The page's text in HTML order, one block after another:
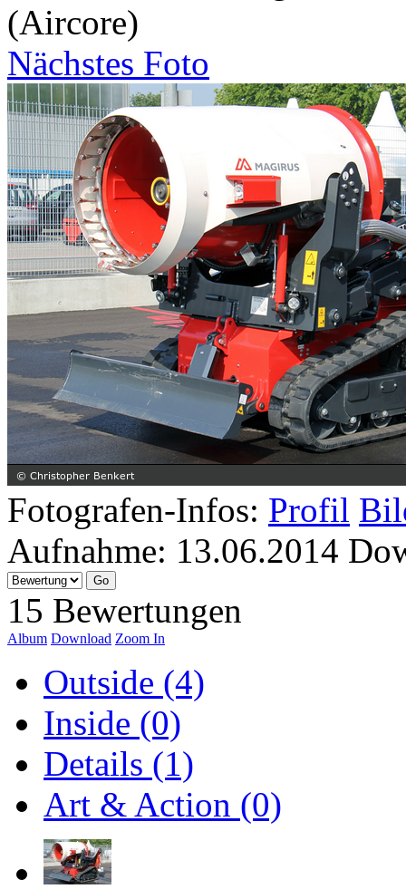
(Aircore)
Nächstes Foto
Fotografen-Infos: Profil
Aufnahme: 13.06.2014
15 Bewertungen
Album Download Zoom In
Outside (4)
Inside (0)
Details (1)
Art & Action (0)